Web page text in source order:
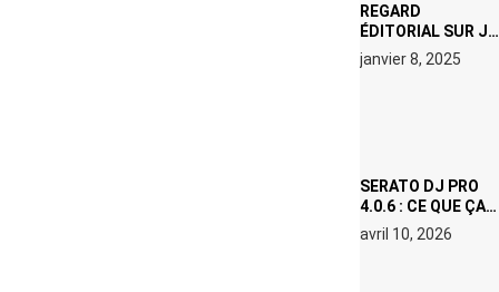
REGARD
ÉDITORIAL SUR JE
M’APPELLE TIM
(NETFLIX) : AVICII,
janvier 8, 2025
SERATO DJ PRO
4.0.6 : CE QUE ÇA
CHANGE, MÊME SI
VOUS N’ÊTES NI
avril 10, 2026